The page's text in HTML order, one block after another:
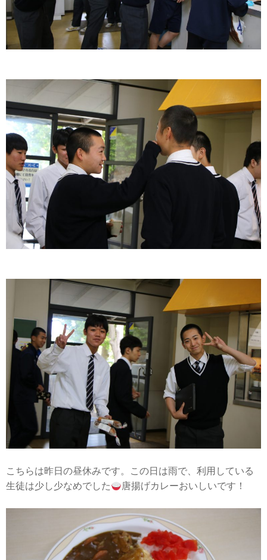
こちらは昨日の昼休みです。この日は雨で、利用している
生徒は少し少なめでした
唐揚げカレーおいしいです！